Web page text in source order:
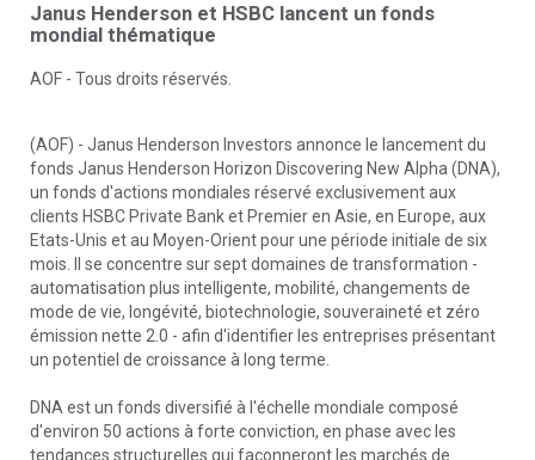
Janus Henderson et HSBC lancent un fonds
mondial thématique
AOF - Tous droits réservés.
(AOF) - Janus Henderson Investors annonce le lancement du
fonds Janus Henderson Horizon Discovering New Alpha (DNA),
un fonds d'actions mondiales réservé exclusivement aux
clients HSBC Private Bank et Premier en Asie, en Europe, aux
Etats-Unis et au Moyen-Orient pour une période initiale de six
mois. Il se concentre sur sept domaines de transformation -
automatisation plus intelligente, mobilité, changements de
mode de vie, longévité, biotechnologie, souveraineté et zéro
émission nette 2.0 - afin d'identifier les entreprises présentant
un potentiel de croissance à long terme.
DNA est un fonds diversifié à l'échelle mondiale composé
d'environ 50 actions à forte conviction, en phase avec les
tendances structurelles qui façonneront les marchés de